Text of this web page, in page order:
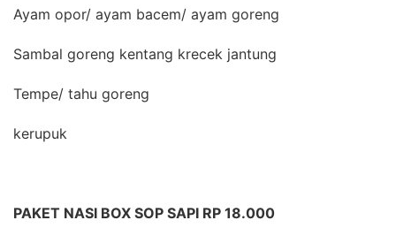
Ayam opor/ ayam bacem/ ayam goreng
Sambal goreng kentang krecek jantung
Tempe/ tahu goreng
kerupuk
PAKET NASI BOX SOP SAPI RP 18.000